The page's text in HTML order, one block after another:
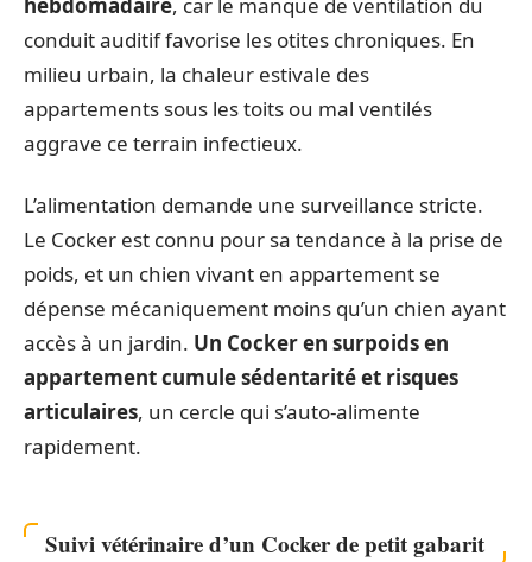
hebdomadaire, car le manque de ventilation du
conduit auditif favorise les otites chroniques. En
milieu urbain, la chaleur estivale des
appartements sous les toits ou mal ventilés
aggrave ce terrain infectieux.
L’alimentation demande une surveillance stricte.
Le Cocker est connu pour sa tendance à la prise de
poids, et un chien vivant en appartement se
dépense mécaniquement moins qu’un chien ayant
accès à un jardin. Un Cocker en surpoids en
appartement cumule sédentarité et risques
articulaires, un cercle qui s’auto-alimente
rapidement.
Suivi vétérinaire d’un Cocker de petit gabarit